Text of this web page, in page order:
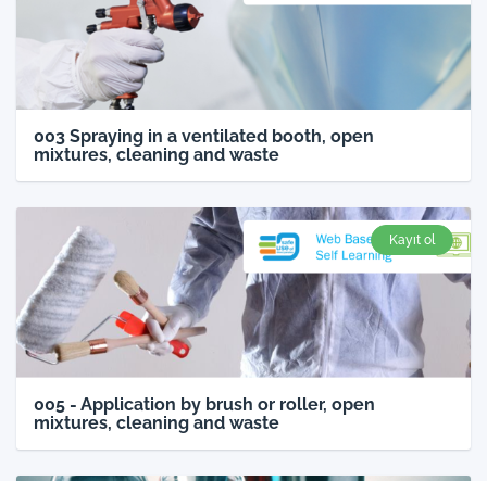
003 Spraying in a ventilated booth, open
mixtures, cleaning and waste
Kayıt ol
005 - Application by brush or roller, open
mixtures, cleaning and waste